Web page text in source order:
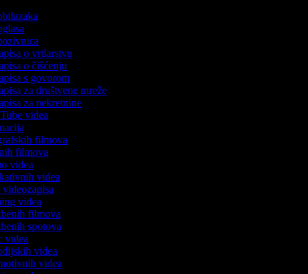
o vrtlarstvu
o čišćenju
s govorom
za društvene mreže
za nekretnine
videa
filmova
filmova
videa
videa
videozapisa
videa
filmova
spotova
videa
videa
videa